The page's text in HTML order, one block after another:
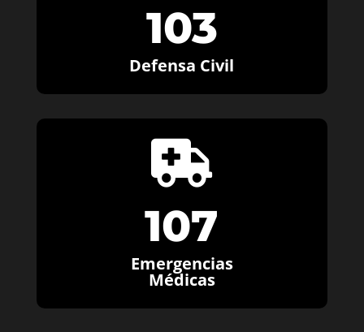
103
Defensa Civil

107
Emergencias
Médicas